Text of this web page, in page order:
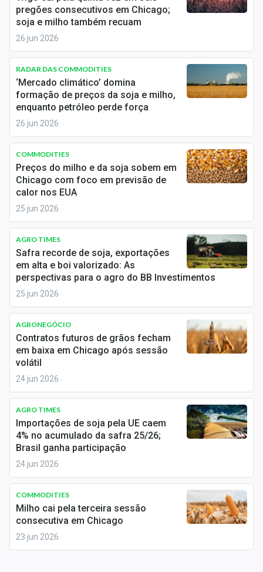
Finanças Pessoais
Economia
Empresas
Brasil
Política
Money Trader
Especiais
Internacional
Marketing
Tecnologia
Conteúdo de Marca
Sobre
Expediente
Contato
pregões consecutivos em Chicago;
soja e milho também recuam
26 jun 2026
RADAR DAS COMMODITIES
‘Mercado climático’ domina
formação de preços da soja e milho,
enquanto petróleo perde força
26 jun 2026
COMMODITIES
Preços do milho e da soja sobem em
Chicago com foco em previsão de
calor nos EUA
25 jun 2026
AGRO TIMES
Safra recorde de soja, exportações
em alta e boi valorizado: As
perspectivas para o agro do BB Investimentos
25 jun 2026
AGRONEGÓCIO
Contratos futuros de grãos fecham
em baixa em Chicago após sessão
volátil
24 jun 2026
AGRO TIMES
Importações de soja pela UE caem
4% no acumulado da safra 25/26;
Brasil ganha participação
24 jun 2026
COMMODITIES
Milho cai pela terceira sessão
consecutiva em Chicago
23 jun 2026